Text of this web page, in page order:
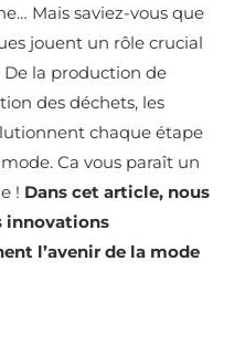
Mais saviez-vous que
jouent un rôle crucial
la production de
des déchets, les
chaque étape
Ca vous paraît un
! Dans cet article, nous
innovations
l’avenir de la mode